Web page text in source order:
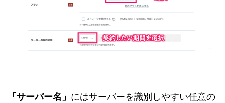
「サーバー名」 にはサーバーを識別しやすい任意の